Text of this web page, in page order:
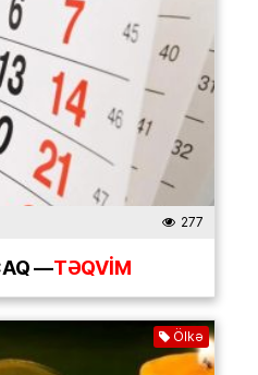
277
—TƏQVİM
Ölkə